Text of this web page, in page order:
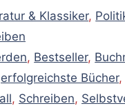
& Klassiker,
, Bestseller,
erfolgreichste Bücher,
, Schreiben,